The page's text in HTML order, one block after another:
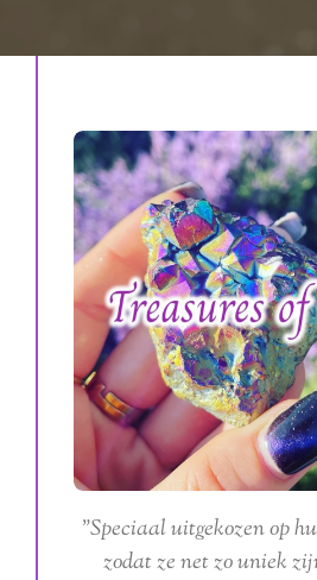
"Speciaal uitgekozen op
zodat ze net zo uniek